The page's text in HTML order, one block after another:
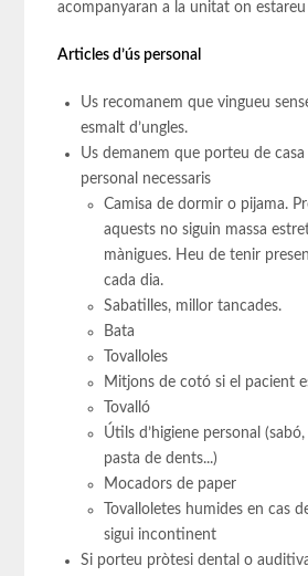
acompanyaran a la unitat on estareu
Articles d’ús personal
Us recomanem que vingueu
esmalt d’ungles.
Us demanem que porteu de casa
personal necessaris
Camisa de dormir o pijama.
aquests no siguin massa
mànigues. Heu de tenir
cada dia.
Sabatilles, millor tancades.
Bata
Tovalloles
Mitjons de cotó si el pacient
Tovalló
Útils d’higiene personal
pasta de dents...)
Mocadors de paper
Tovalloletes humides en cas
sigui incontinent
Si porteu pròtesi dental o